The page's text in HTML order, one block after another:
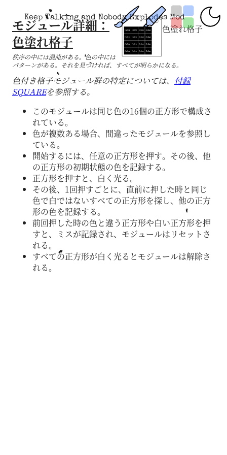
Keep Talking and Nobody Explodes Mod
色塗れ格子
モジュール詳細：
色塗れ格子
秩序の中には混沌がある。色の中には
パターンがある。それを見つければ、すべてが明らかになる。
色付き格子モジュール群の特定については、 付録
SQUAREを参照する。
このモジュールは同じ色の16個の正方形で構成さ
れている。
色が複数ある場合、間違ったモジュールを参照し
ている。
開始するには、任意の正方形を押す。その後、他
の正方形の初期状態の色を記録する。
正方形を押すと、白く光る。
その後、1回押すごとに、直前に押した時と同じ
色で白ではないすべての正方形を探し、他の正方
形の色を記録する。
前回押した時の色と違う正方形や白い正方形を押
すと、ミスが記録され、モジュールはリセットさ
れる。
すべての正方形が白く光るとモジュールは解除さ
れる。